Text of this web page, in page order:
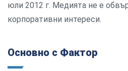
юли 2012 г. Медията не е
корпоративни интереси.
Основно с Фактор